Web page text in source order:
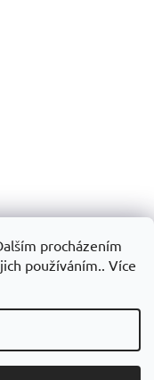
procházením
používáním.. Více